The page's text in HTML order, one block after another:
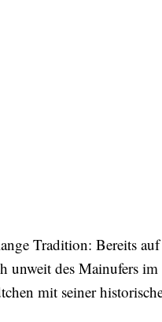
Tradition: Bereits
unweit des Mainufers
mit seiner